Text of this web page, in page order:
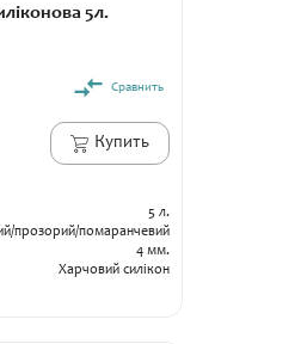
5л.
Сравнить
Купить
5 л.
прозорий/помаранчевий
4 мм.
Харчовий силікон